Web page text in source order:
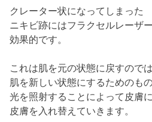
クレーター状になってしまった
ニキビ跡にはフラクセルレーザ
効果的です。
これは肌を元の状態に戻すのでは
肌を新しい状態にするためのもの
光を照射することによって皮膚
皮膚を入れ替えていきます。